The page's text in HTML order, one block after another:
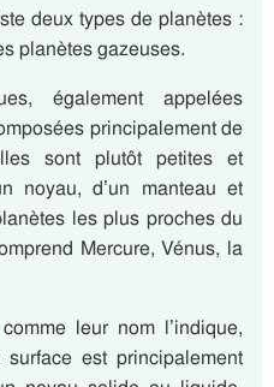
deux types de planètes :
planètes gazeuses.
également appelées
principalement de
sont plutôt petites et
noyau, d’un manteau et
les plus proches du
Mercure, Vénus, la
leur nom l’indique,
est principalement